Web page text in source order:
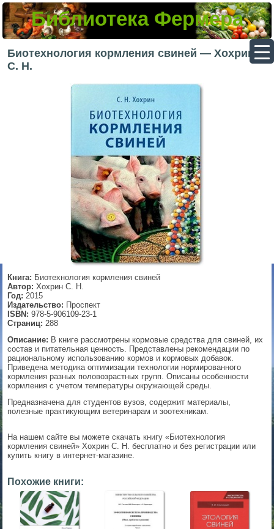
Библиотека Фермера
Биотехнология кормления свиней — Хохрин
С. Н.
Книга: Биотехнология кормления свиней
Автор: Хохрин С. Н.
Год: 2015
Издательство: Проспект
ISBN: 978-5-906109-23-1
Страниц: 288
Описание: В книге рассмотрены кормовые средства для свиней, их
состав и питательная ценность. Представлены рекомендации по
рациональному использованию кормов и кормовых добавок.
Приведена методика оптимизации технологии нормированного
кормления разных половозрастных групп. Описаны особенности
кормления с учетом температуры окружающей среды.
Предназначена для студентов вузов, содержит материалы,
полезные практикующим ветеринарам и зоотехникам.
На нашем сайте вы можете скачать книгу «Биотехнология
кормления свиней» Хохрин С. Н. бесплатно и без регистрации или
купить книгу в интернет-магазине.
Похожие книги:
▼
▼
▼
▼